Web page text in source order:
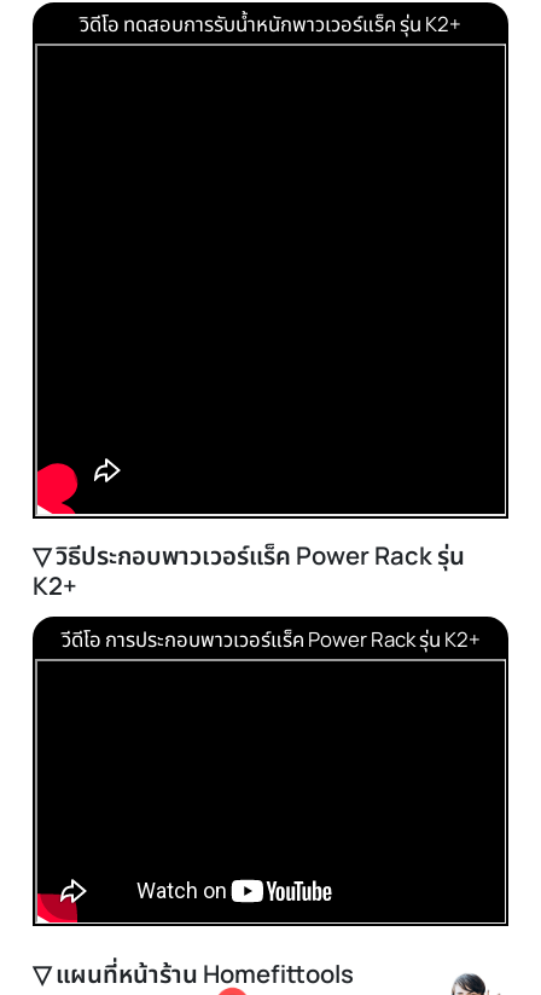
▽ ทดสอบการรับน้ำหนักพาวเวอร์แร็ค Power
Rack รุ่น K2+
วิดีโอ ทดสอบการรับน้ำหนักพาวเวอร์แร็ค รุ่น K2+